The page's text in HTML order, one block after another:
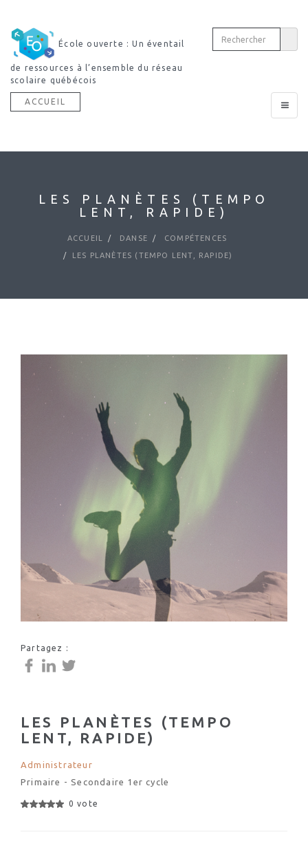
École ouverte : Un éventail
de ressources à l’ensemble du réseau
scolaire québécois
Toggle
ACCUEIL
LES PLANÈTES (TEMPO
LENT, RAPIDE)
ACCUEIL DANSE COMPÉTENCES
LES PLANÈTES (TEMPO LENT, RAPIDE)
Partagez :
LES PLANÈTES (TEMPO
LENT, RAPIDE)
Administrateur
Primaire - Secondaire 1er cycle
0 vote